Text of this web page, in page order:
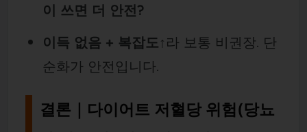
이 쓰면 더 안전?
이득 없음 + 복잡도↑ 라 보통 비권장. 단
순화가 안전입니다.
결론｜다이어트 저혈당 위험(당뇨